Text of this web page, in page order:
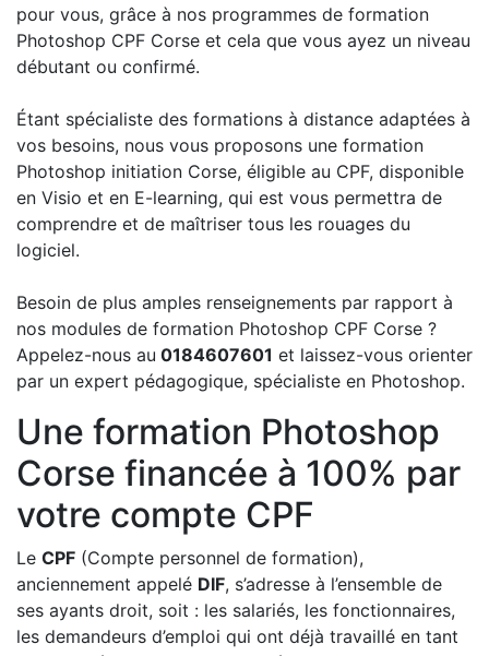
pour vous, grâce à nos programmes de formation
Photoshop CPF Corse et cela que vous ayez un niveau
débutant ou confirmé.
Étant spécialiste des formations à distance adaptées à
vos besoins, nous vous proposons une formation
Photoshop initiation Corse, éligible au CPF, disponible
en Visio et en E-learning, qui est vous permettra de
comprendre et de maîtriser tous les rouages du
logiciel.
Besoin de plus amples renseignements par rapport à
nos modules de formation Photoshop CPF Corse ?
Appelez-nous au 0184607601 et laissez-vous orienter
par un expert pédagogique, spécialiste en Photoshop.
Une formation Photoshop
Corse financée à 100% par
votre compte CPF
Le CPF (Compte personnel de formation),
anciennement appelé DIF, s’adresse à l’ensemble de
ses ayants droit, soit : les salariés, les fonctionnaires,
les demandeurs d’emploi qui ont déjà travaillé en tant